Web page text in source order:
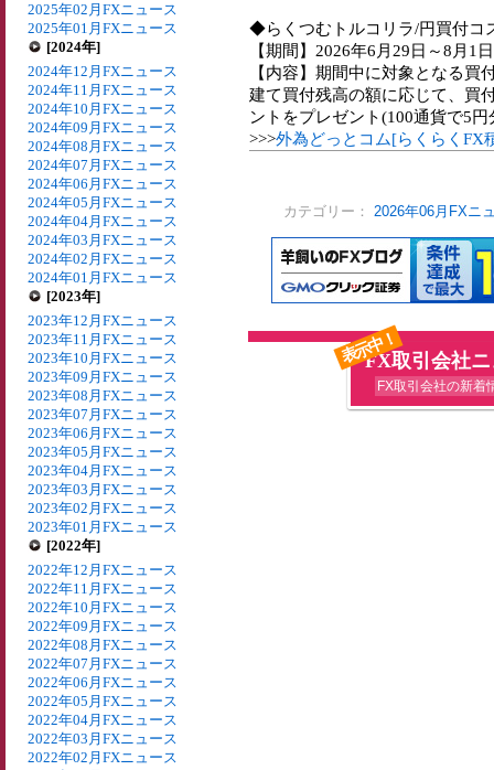
2025年02月FXニュース
2025年01月FXニュース
[2024年]
2024年12月FXニュース
2024年11月FXニュース
2024年10月FXニュース
2024年09月FXニュース
2024年08月FXニュース
2024年07月FXニュース
2024年06月FXニュース
2024年05月FXニュース
2024年04月FXニュース
2024年03月FXニュース
2024年02月FXニュース
2024年01月FXニュース
[2023年]
2023年12月FXニュース
2023年11月FXニュース
2023年10月FXニュース
2023年09月FXニュース
2023年08月FXニュース
2023年07月FXニュース
2023年06月FXニュース
2023年05月FXニュース
2023年04月FXニュース
2023年03月FXニュース
2023年02月FXニュース
2023年01月FXニュース
[2022年]
2022年12月FXニュース
2022年11月FXニュース
2022年10月FXニュース
2022年09月FXニュース
2022年08月FXニュース
2022年07月FXニュース
2022年06月FXニュース
2022年05月FXニュース
2022年04月FXニュース
2022年03月FXニュース
2022年02月FXニュース
◆らくつむトルコリラ/円買付コ
【期間】2026年6月29日～8月1日
【内容】期間中に対象となる買
建て買付残高の額に応じて、買
ントをプレゼント(100通貨で5
>>>外為どっとコム[らくらくFX
カテゴリー： 2026年06月FXニ
表示中！
FX取引会社
FX取引会社の新着